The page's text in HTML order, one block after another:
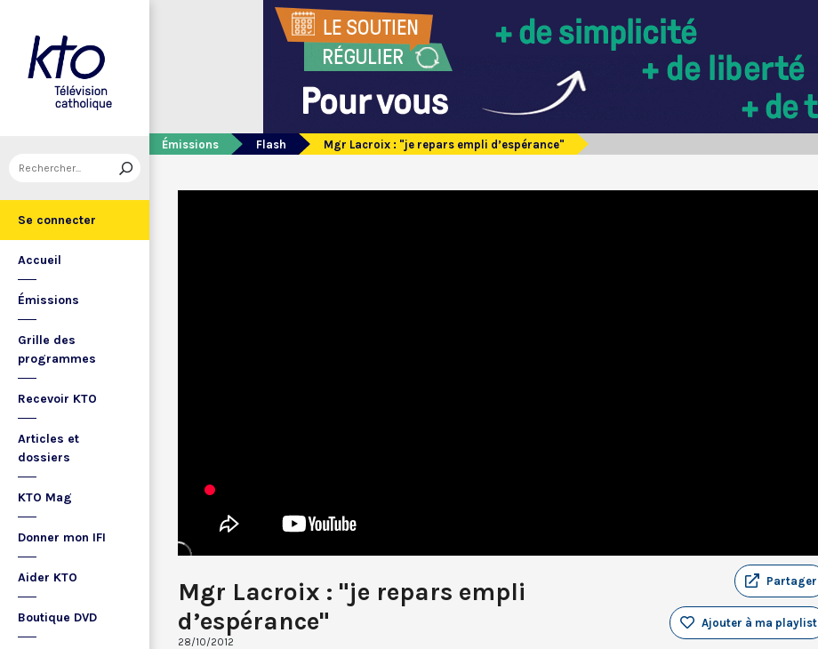
Se connecter
Accueil
Émissions
Grille des
programmes
Recevoir KTO
Articles et
dossiers
KTO Mag
Donner mon IFI
Aider KTO
Boutique DVD
Émissions Flash Mgr Lacroix : "je repars empli d’espérance"
Mgr Lacroix : "je repars empli
d’espérance"
28/10/2012
Partager
Ajouter à ma playlist